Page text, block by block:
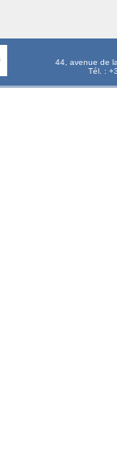
44, avenue de
Tél. :